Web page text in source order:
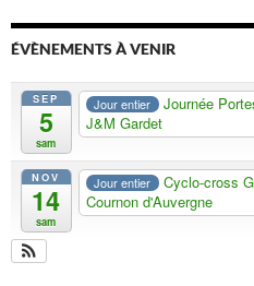
ÉVÈNEMENTS À VENIR
SEP
5
sam
Jour entier Journée
J&M Gardet
NOV
14
sam
Jour entier Cyclo-cross
Cournon d'Auvergne